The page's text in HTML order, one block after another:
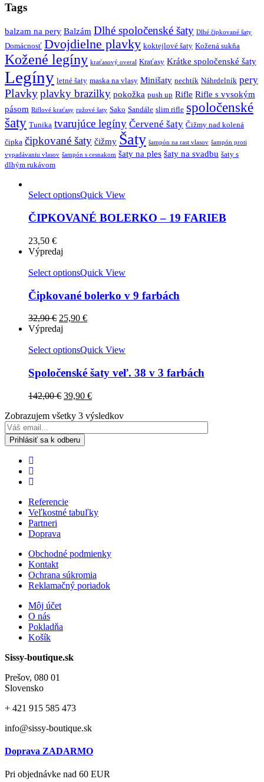
Tags
balzam na pery Balzám Dlhé spoločenské šaty Dlhé čipkované šaty
Domácnosť Dvojdielne plavky koktejlové šaty Kožená sukňa
Kožené legíny kraťasový overal Kraťasy Krátke spoločenské šaty
Legíny letné šaty maska na vlasy Minišaty nechtík Náhrdelník pery
Plavky plavky brazilky pokožka push up Rifle Rifle s vysokým
pásom Riflové kraťasy ružové šaty Sako Sandále slim rifle spoločenské
šaty Tunika tvarujúce legíny Červené šaty Čižmy nad kolená
čipka čipkované šaty čižmy Šaty šampón na rast vlasov šampón proti
vypadávaniu vlasov šampón s cesnakom šaty na ples šaty na svadbu šaty s
dlhým rukávom
Select optionsQuick View
ČIPKOVANÉ BOLERKO – 19 FARIEB
23,50 €
Výpredaj
Select optionsQuick View
Čipkované bolerko v 9 farbách
32,90€ 25,90 €
Výpredaj
Select optionsQuick View
Spoločenské šaty veľ. 38 v 3 farbách
142,00€ 39,90 €
Zobrazujem všetky 3 výsledkov
Referencie
Veľkostné tabuľky
Partneri
Doprava
Obchodné podmienky
Kontakt
Ochrana súkromia
Reklamačný poriadok
Môj účet
O nás
Pokladňa
Košík
Sissy-boutique.sk
Prešov, 080 01
Slovensko
+ 421 915 585 473
info@sissy-boutique.sk
Doprava ZADARMO
Pri objednávke nad 60 EUR